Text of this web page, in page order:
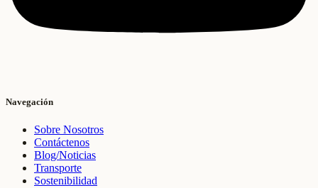
Navegación
Sobre Nosotros
Contáctenos
Blog/Noticias
Transporte
Sostenibilidad